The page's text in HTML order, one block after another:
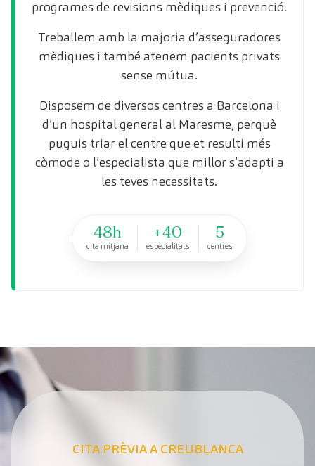
programes de revisions mèdiques i prevenció.
Treballem amb la majoria d’asseguradores
mèdiques i també atenem pacients privats
sense mútua.
Disposem de diversos centres a Barcelona i
d’un hospital general al Maresme, perquè
puguis triar el centre que et resulti més
còmode o l’especialista que millor s’adapti a
les teves necessitats.
48h
cita mitjana
+40
especialitats
5
centres
CITA PRÈVIA A CREUBLANCA